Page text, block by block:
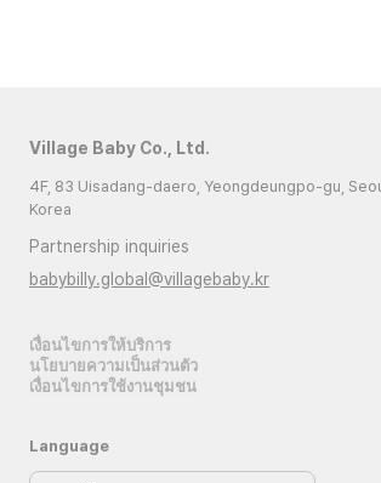
Village Baby Co., Ltd.
4F, 83 Uisadang-daero, Yeongdeungpo-gu,
Korea
Partnership inquiries
babybilly.global@villagebaby.kr
เงื่อนไขการให้บริการ
นโยบายความเป็นส่วนตัว
เงื่อนไขการใช้งานชุมชน
Language